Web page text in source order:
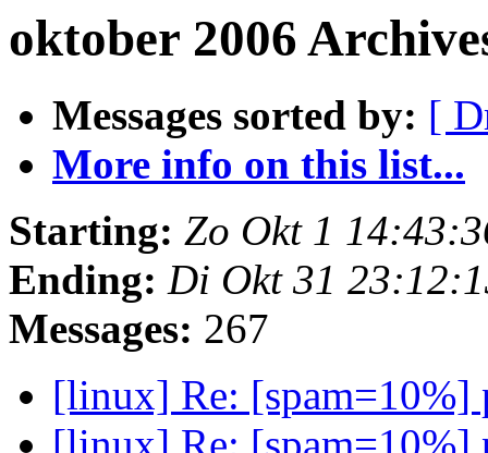
oktober 2006
Messages sorted by: [
More info on this list...
Starting: Zo Okt 1
Ending: Di Okt 31
Messages: 267
[linux] Re: [spam=10%]